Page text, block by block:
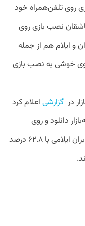
بازار ۲.۶ درصد بازی روی تلفن‌همراه خود
نصب بازی روی
ایلام هم از جمله
خوشی به نصب بازی
در گزارشی اعلام کرد
دانلود و روی
گوشی‌های خود نصب کرده‌اند. در مقابل کاربران ایلامی با ۶۲.۸ درصد